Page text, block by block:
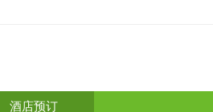
酒店预订